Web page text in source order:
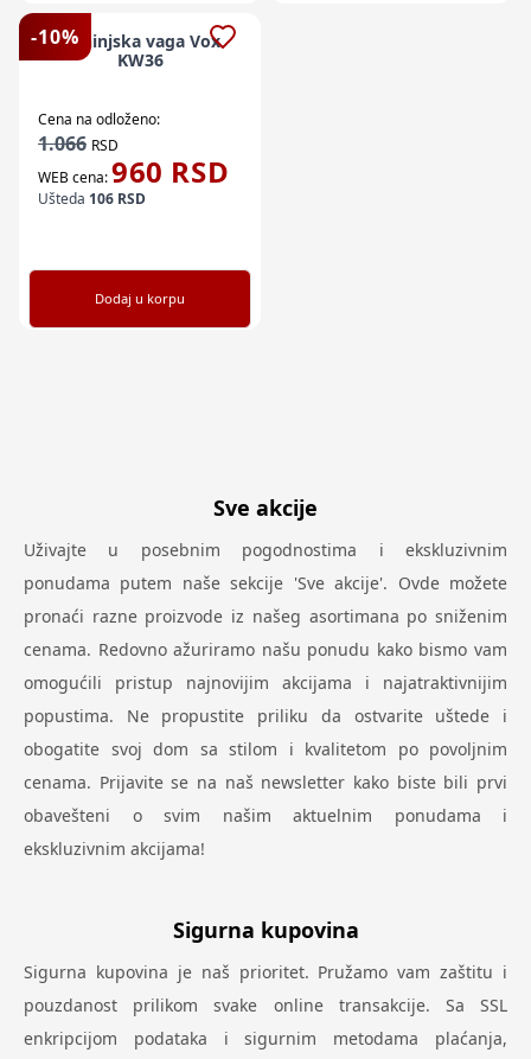
-10%
Kuhinjska vaga Vox
KW36
Cena na odloženo:
1.066 RSD
WEB cena:960 RSD
Ušteda 106 RSD
Dodaj u korpu
Sve akcije
Uživajte u posebnim pogodnostima i ekskluzivnim
ponudama putem naše sekcije 'Sve akcije'. Ovde možete
pronaći razne proizvode iz našeg asortimana po sniženim
cenama. Redovno ažuriramo našu ponudu kako bismo vam
omogućili pristup najnovijim akcijama i najatraktivnijim
popustima. Ne propustite priliku da ostvarite uštede i
obogatite svoj dom sa stilom i kvalitetom po povoljnim
cenama. Prijavite se na naš newsletter kako biste bili prvi
obavešteni o svim našim aktuelnim ponudama i
ekskluzivnim akcijama!
Sigurna kupovina
Sigurna kupovina je naš prioritet. Pružamo vam zaštitu i
pouzdanost prilikom svake online transakcije. Sa SSL
enkripcijom podataka i sigurnim metodama plaćanja,